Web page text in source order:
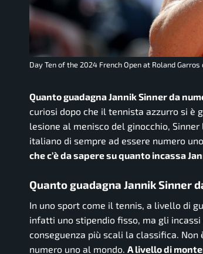
Day Ten of the 2024 French Open at Roland
Quanto guadagna Jannik Sinner da
curiosi dopo che il tennista azzurro si è
lesione al menisco del ginocchio,
italiano di sempre ad essere numero
che c’è da sapere su quanto incassa
Quanto guadagna Jannik Sinner
In uno sport come il tennis, a livello di
infatti uno stipendio fisso, ma gli
conseguenza più scali la classifica.
numero uno al mondo. A livello di